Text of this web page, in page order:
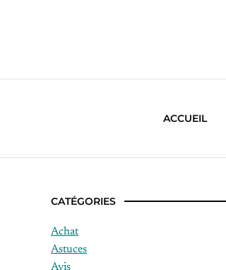
ACCUEIL
CATÉGORIES
Achat
Astuces
Avis